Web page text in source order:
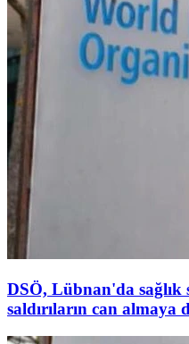
DSÖ, Lübnan'da sağlık
saldırıların can